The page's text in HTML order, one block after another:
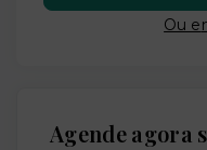
Ou e
Agende agora